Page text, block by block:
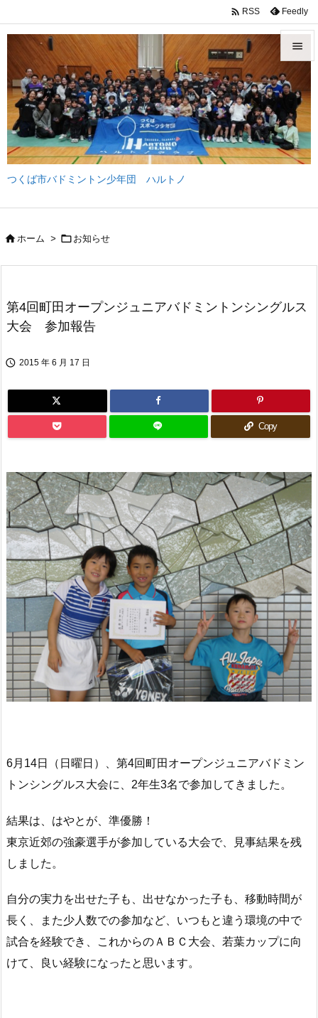
つくば市バドミントン少年団 ハルトノ


メニュ

サイド

前へ
 RSS Feedly
ホーム >  お知らせ
第4回町田オープンジュニアバドミントンシングルス
大会 参加報告
 2015 年 6 月 17 日
Copy
6月14日（日曜日）、第4回町田オープンジュニアバドミン
トンシングルス大会に、2年生3名で参加してきました。
結果は、はやとが、準優勝！
東京近郊の強豪選手が参加している大会で、見事結果を残
しました。
自分の実力を出せた子も、出せなかった子も、移動時間が
長く、また少人数での参加など、いつもと違う環境の中で
試合を経験でき、これからのＡＢＣ大会、若葉カップに向
けて、良い経験になったと思います。